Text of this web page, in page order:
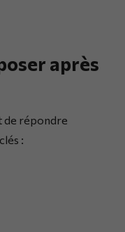
après
de répondre
: